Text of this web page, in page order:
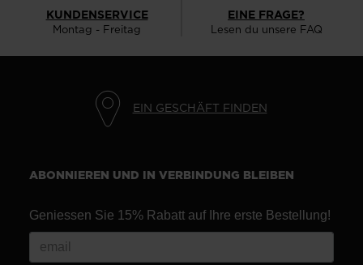
KUNDENSERVICE
Montag - Freitag
EINE FRAGE?
Lesen du unsere FAQ
EIN GESCHÄFT FINDEN
ABONNIEREN UND IN VERBINDUNG BLEIBEN
Geniessen Sie 15% Rabatt auf Ihre erste Bestellung!